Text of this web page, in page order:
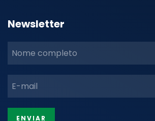
Newsletter